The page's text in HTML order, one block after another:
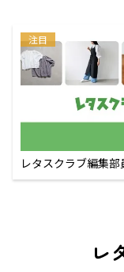
注目
レタスクラブ編集
レ